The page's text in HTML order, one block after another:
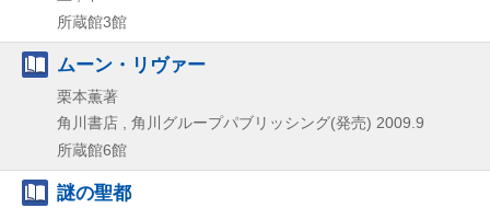
所蔵館3館
ムーン・リヴァー
栗本薫著
角川書店 , 角川グループパブリッシング(発売) 2009.9
所蔵館6館
謎の聖都